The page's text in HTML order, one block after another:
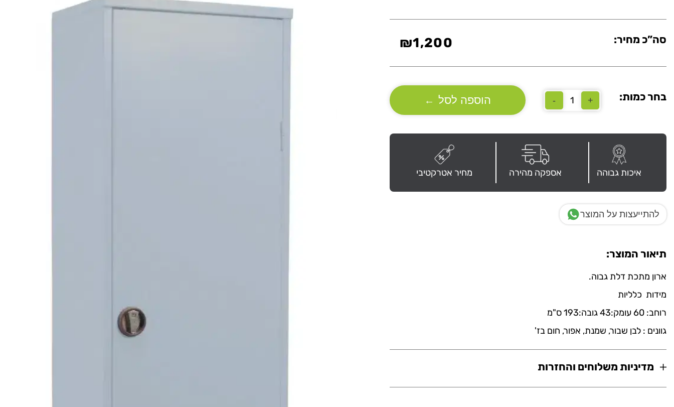
סה”כ מחיר: ₪1,200
בחר כמות: +
כמות
- הוספה לסל ←
איכות גבוהה אספקה מהירה מחיר אטרקטיבי
להתייעצות על המוצר
תיאור המוצר:
ארון מתכת דלת גבוה.
מידות כלליות
רוחב: 60 עומק:43 גובה:193 ס"מ
גוונים : לבן שבור, שמנת, אפור, חום בז'
מדיניות משלוחים והחזרות